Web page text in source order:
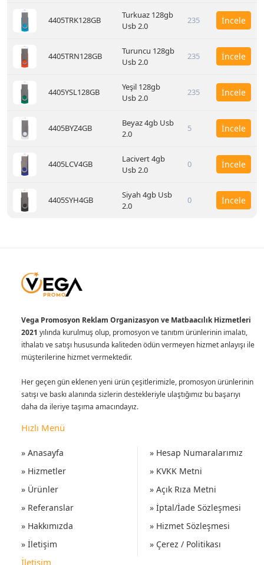
4405TRK128GB
Turkuaz 128gb
Usb 2.0
235 İncele
4405TRN128GB
Turuncu 128gb
Usb 2.0
235 İncele
4405YSL128GB
Yeşil 128gb
Usb 2.0
235 İncele
4405BYZ4GB
Beyaz 4gb Usb
2.0
5 İncele
4405LCV4GB
Lacivert 4gb
Usb 2.0
0 İncele
4405SYH4GB
Siyah 4gb Usb
2.0
0 İncele
Vega Promosyon Reklam Organizasyon ve Matbaacılık Hizmetleri
2021 yılında kurulmuş olup, promosyon ve tanıtım ürünlerinin imalatı,
ithalatı ve satışı hususunda kaliteden ödün vermeyen hizmet anlayışı ile
müşterilerine hizmet vermektedir.
Her geçen gün eklenen yeni ürün çeşitlerimizle, promosyon ürünlerinin
satışı ve baskı alanında sizlerin destekleriyle ulaştığımız bu başarıyı
daha da ileriye taşıma amacındayız.
Hızlı Menü
» Anasayfa
» Hizmetler
» Ürünler
» Referanslar
» Hakkımızda
» İletişim
» Hesap Numaralarımız
» KVKK Metni
» Açık Rıza Metni
» İptal/İade Sözleşmesi
» Hizmet Sözleşmesi
» Çerez / Politikası
İletişim